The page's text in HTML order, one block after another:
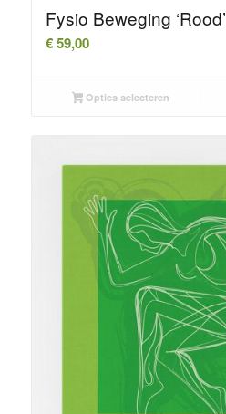
Fysio Beweging ‘Rood’
€59,00
Opties selecteren